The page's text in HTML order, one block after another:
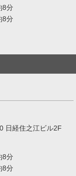
8分
8分
日経住之江ビル2F
8分
8分